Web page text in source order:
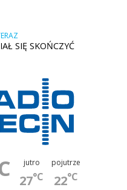
SIĘ SKOŃCZYĆ
jutro
27°C
pojutrze
22°C